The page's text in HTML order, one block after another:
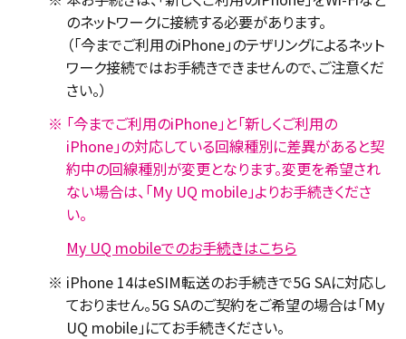
のネットワークに接続する必要があります。
（「今までご利用のiPhone」のテザリングによるネット
ワーク接続ではお手続きできませんので、ご注意くだ
さい。）
※ 「今までご利用のiPhone」と「新しくご利用の
iPhone」の対応している回線種別に差異があると契
約中の回線種別が変更となります。変更を希望され
ない場合は、「My UQ mobile」よりお手続きくださ
い。
My UQ mobileでのお手続きはこちら
※ iPhone 14はeSIM転送のお手続きで5G SAに対応し
ておりません。5G SAのご契約をご希望の場合は「My
UQ mobile」にてお手続きください。